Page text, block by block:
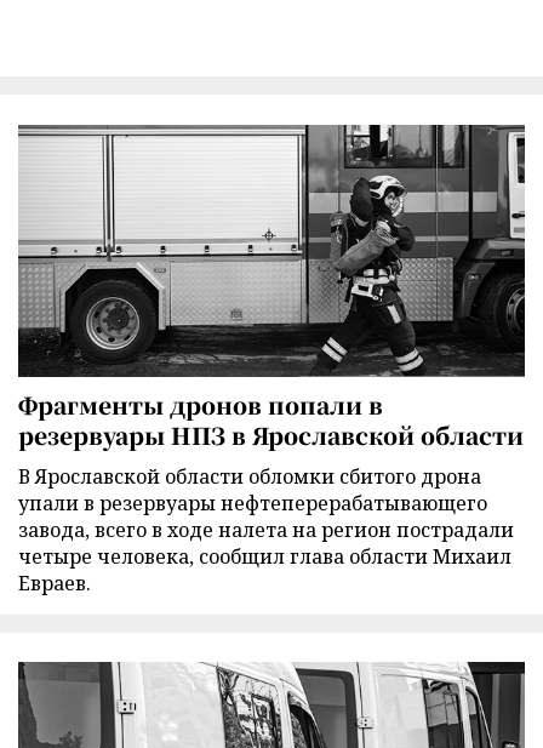
Фрагменты дронов попали в
резервуары НПЗ в Ярославской области
В Ярославской области обломки сбитого дрона
упали в резервуары нефтеперерабатывающего
завода, всего в ходе налета на регион пострадали
четыре человека, сообщил глава области Михаил
Евраев.